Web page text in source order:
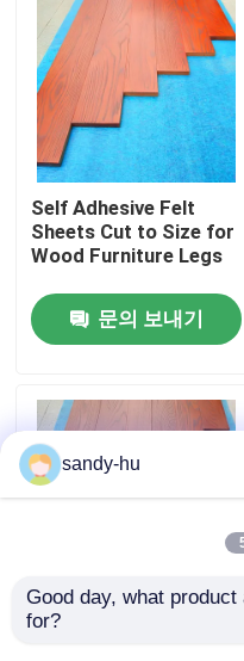
제품
우리 에 관한 것
공장 투어
품질 관리
저희와 연락
뉴스
사건
Self Adhesive Felt
Sheets Cut to Size for
Wood Furniture Legs
문의 보내기
Premium Anti Scratch
sandy-hu
Good day, what
for?